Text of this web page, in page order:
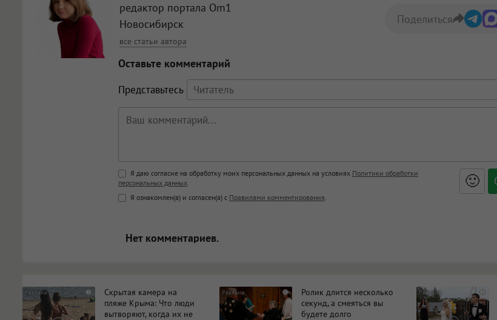
редактор портала Om1
Новосибирск
все статьи автора
Поделиться
Оставьте комментарий
Представьтесь
Поддержка HTML
<b>, <strong>, <u>, <i>, <em>, <s>, <big>, <small>, <sup>, <sub>, <pre>, <ul>, <ol>,
<blockquote>, <code> экранирует HTML, адреса URL автоматически становятся
Я даю согласие на обработку моих персональных данных на условиях Политики обработки
персональных данных.
Я ознакомлен(а) и согласен(а) с Правилами комментирования.
🙂
Нет комментариев.
i
Скрытая камера на
пляже Крыма: Что люди
вытворяют, когда их не
i
Ролик длится несколько
секунд, а смеяться вы
будете долго
i